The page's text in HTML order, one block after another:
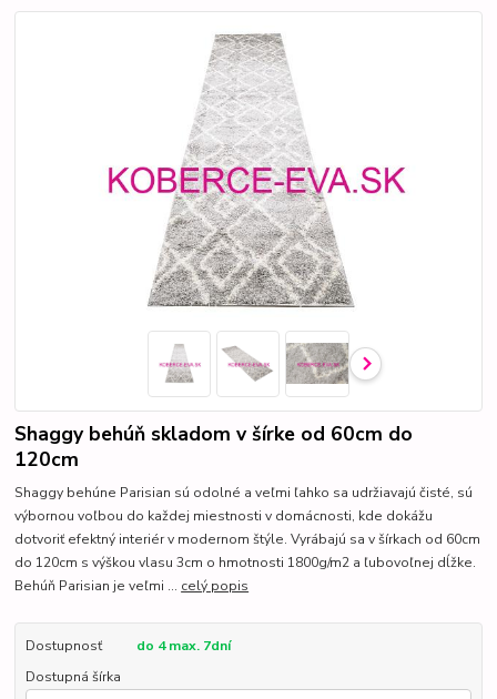
Shaggy behúň skladom v šírke od 60cm do
120cm
Shaggy behúne Parisian sú odolné a veľmi ľahko sa udržiavajú čisté, sú
výbornou voľbou do každej miestnosti v domácnosti, kde dokážu
dotvoriť efektný interiér v modernom štýle. Vyrábajú sa v šírkach od 60cm
do 120cm s výškou vlasu 3cm o hmotnosti 1800g/m2 a ľubovoľnej dĺžke.
Behúň Parisian je veľmi ... celý popis
Dostupnosť
do 4 max. 7dní
Dostupná šírka